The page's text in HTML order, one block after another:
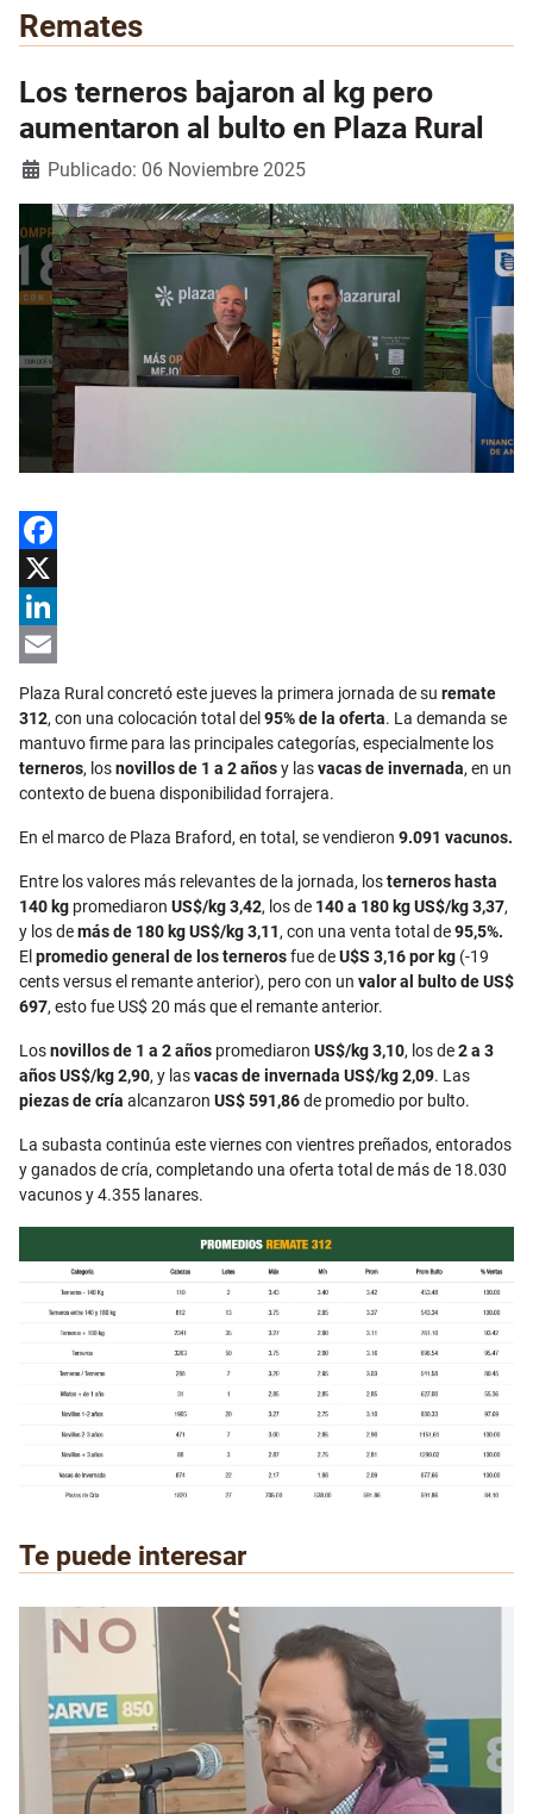
Remates
Los terneros bajaron al kg pero
aumentaron al bulto en Plaza Rural
Detalles
Publicado: 06 Noviembre 2025
Facebook
X
LinkedIn
Email
Plaza Rural concretó este jueves la primera jornada de su remate
312, con una colocación total del 95% de la oferta. La demanda se
mantuvo firme para las principales categorías, especialmente los
terneros, losnovillos de 1 a 2 añosy lasvacas de invernada, en un
contexto de buena disponibilidad forrajera.
En el marco de Plaza Braford, en total, se vendieron 9.091 vacunos.
Entre los valores más relevantes de la jornada, losterneros hasta
140 kg promediaron US$/kg 3,42, los de 140 a 180 kgUS$/kg 3,37,
y los demás de 180 kgUS$/kg 3,11, con una venta total de95,5%.
El promedio general de los ternerosfue deU$S 3,16 por kg (-19
cents versus el remante anterior), pero con un valor al bulto de US$
697, esto fue US$ 20 más que el remante anterior.
Losnovillos de 1 a 2 años promediaron US$/kg 3,10, los de2 a 3
añosUS$/kg 2,90, y lasvacas de invernada US$/kg 2,09. Las
piezas de cría alcanzaron US$ 591,86de promedio por bulto.
La subasta continúa este viernes con vientres preñados, entorados
y ganados de cría, completando una oferta total de más de 18.030
vacunos y 4.355 lanares.
Te puede interesar